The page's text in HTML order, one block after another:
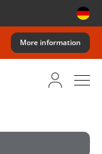
More information